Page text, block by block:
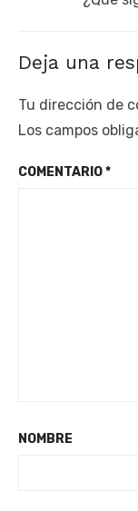
Deja una
Tu dirección de
Los campos
COMENTARIO*
NOMBRE